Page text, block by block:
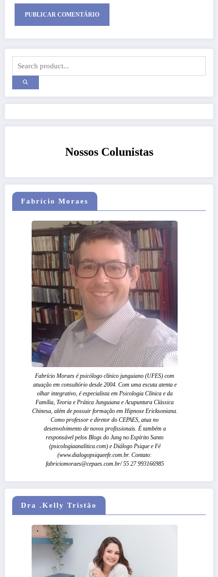
Nossos Colunistas
Fabrício Moraes
Fabrício Moraes é psicólogo clínico junguiano (UFES) com
atuação em consultório desde 2004. Com uma escuta atenta e
olhar integrativo, é especialista em Psicologia Clínica e da
Família, Teoria e Prática Junguiana e Acupuntura Clássica
Chinesa, além de possuir formação em Hipnose Ericksoniana.
Como professor e diretor do CEPAES, atua no
desenvolvimento de novos profissionais. É também a
responsável pelos Blogs do Jung no Espírito Santo
(psicologiaanalitica.com) e Diálogo Psique e Fé
(www.dialogopsiqueefe.com.br. Contato:
fabriciomoraes@cepaes.com.br/ 55 27 993166985
Dra .Kelly Tristão